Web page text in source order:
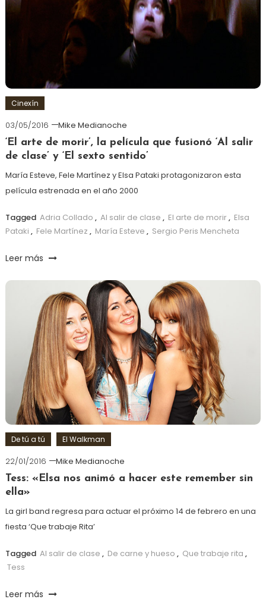
Cinexín
03/05/2016
Mike Medianoche
‘El arte de morir’, la película que fusionó ‘Al salir
de clase’ y ‘El sexto sentido’
María Esteve, Fele Martínez y Elsa Pataki protagonizaron esta
película estrenada en el año 2000
Tagged Adria Collado , Al salir de clase , El arte de morir, Elsa
Pataki , Fele Martínez , María Esteve , Sergio Peris Mencheta
Leer más
De tú a tú El Walkman
22/01/2016
Mike Medianoche
Tess: «Elsa nos animó a hacer este remember sin
ella»
La girl band regresa para actuar el próximo 14 de febrero en una
fiesta ‘Que trabaje Rita’
Tagged Al salir de clase , De carne y hueso , Que trabaje rita ,
Tess
Leer más